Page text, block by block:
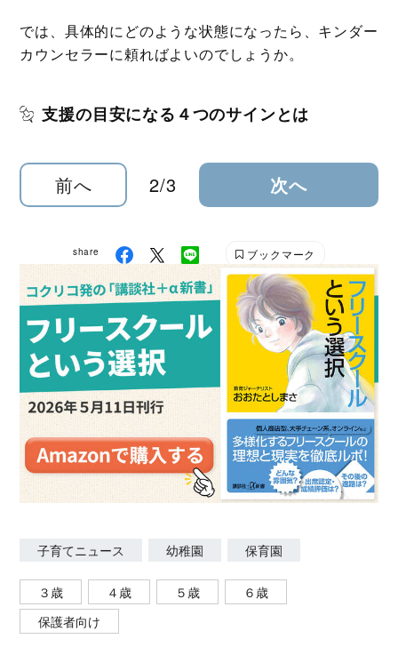
では、具体的にどのような状態になったら、キンダー
カウンセラーに頼ればよいのでしょうか。
支援の目安になる４つのサインとは
前へ 2/3 次へ
share ブックマーク
子育てニュース 幼稚園 保育園
３歳 ４歳 ５歳
６歳
保護者向け